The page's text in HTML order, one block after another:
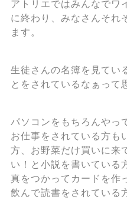
アトリエではみんなでワ
に終わり、みなさんそれ
ます。
生徒さんの名簿を見てい
とをされているなぁって
パソコンをもちろんやっ
お仕事をされている方も
方、お野菜だけ買いに来
い！と小説を書いている
真をつかってカードを作
飲んで読書をされている